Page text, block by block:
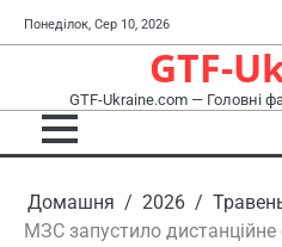
до
Понеділок, Сер 10, 2026
GTF-
GTF-Ukraine.com — Головні
Домашня 2026
МЗС запустило